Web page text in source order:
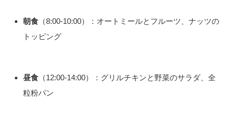
朝食 （8:00-10:00）：オートミールとフルーツ、ナッツの
トッピング
昼食 （12:00-14:00）：グリルチキンと野菜のサラダ、全
粒粉パン